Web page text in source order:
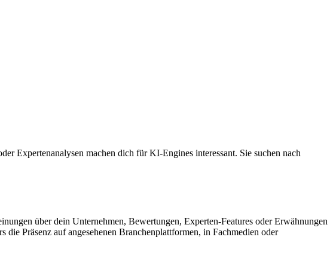
Expertenanalysen machen dich für KI-Engines interessant. Sie suchen nach
über dein Unternehmen, Bewertungen, Experten-Features oder Erwähnungen
Präsenz auf angesehenen Branchenplattformen, in Fachmedien oder